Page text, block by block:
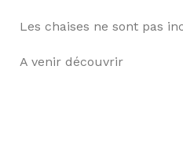
Les chaises ne sont pas
A venir découvrir